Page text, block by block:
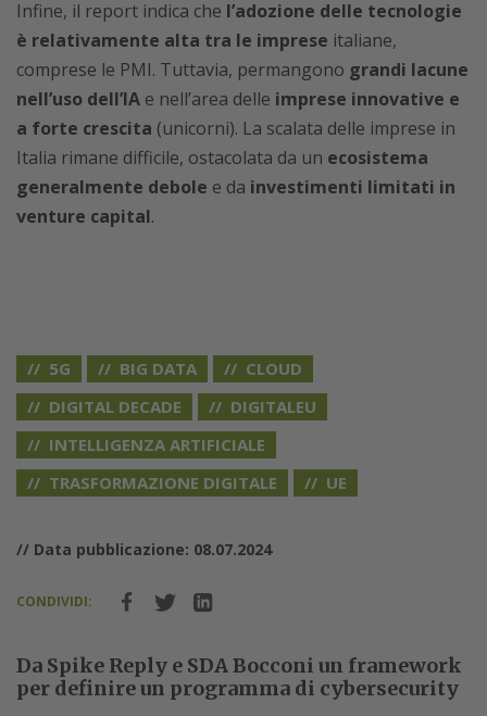
Infine, il report indica che l’adozione delle tecnologie
è relativamente alta tra le imprese italiane,
comprese le PMI. Tuttavia, permangono grandi lacune
nell’uso dell’IA e nell’area delle imprese innovative e
a forte crescita (unicorni). La scalata delle imprese in
Italia rimane difficile, ostacolata da un ecosistema
generalmente debole e da investimenti limitati in
venture capital.
5G BIG DATA
CLOUD
DIGITAL DECADE
DIGITALEU
INTELLIGENZA ARTIFICIALE
TRASFORMAZIONE DIGITALE
UE
// Data pubblicazione: 08.07.2024
CONDIVIDI:
Da Spike Reply e SDA Bocconi un framework
per definire un programma di cybersecurity